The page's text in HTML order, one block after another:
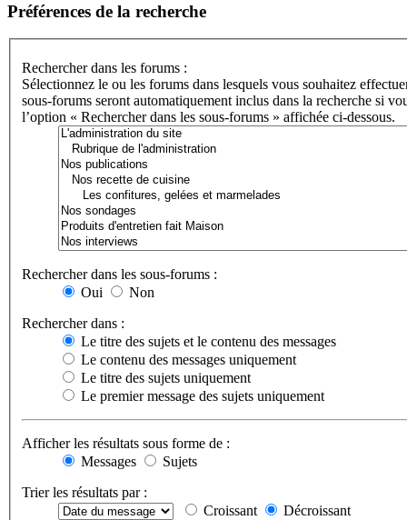
Préférences de la recherche
Rechercher dans les forums :
Sélectionnez le ou les forums dans lesquels vous souhaitez
sous-forums seront automatiquement inclus dans la recherche si
l’option « Rechercher dans les sous-forums » affichée ci-dessous.
Rechercher dans les sous-forums :
Oui
Non
Rechercher dans :
Le titre des sujets et le contenu des messages
Le contenu des messages uniquement
Le titre des sujets uniquement
Le premier message des sujets uniquement
Afficher les résultats sous forme de :
Messages
Sujets
Trier les résultats par :
Croissant
Décroissant